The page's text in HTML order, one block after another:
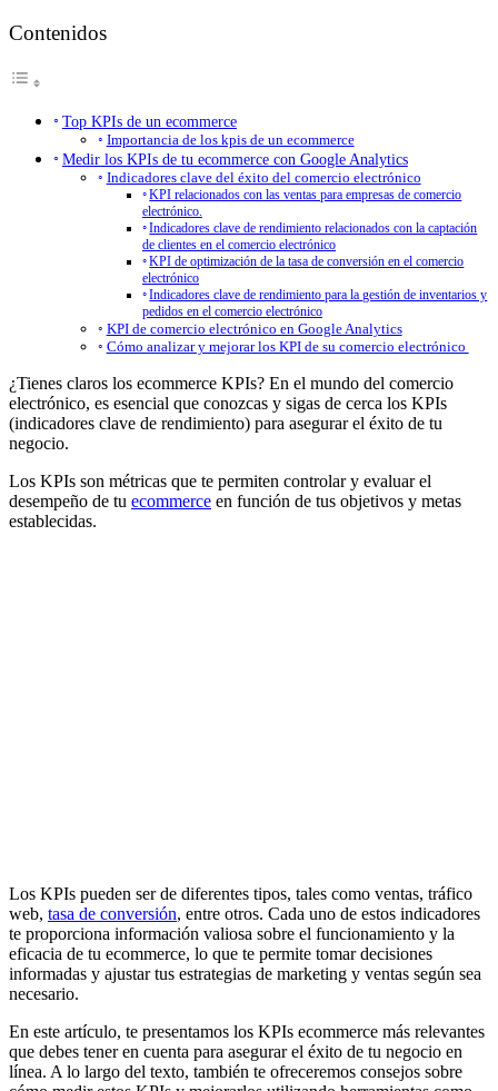
Contenidos
Top KPIs de un ecommerce
Importancia de los kpis de un ecommerce
Medir los KPIs de tu ecommerce con Google Analytics
Indicadores clave del éxito del comercio electrónico
KPI relacionados con las ventas para empresas de comercio
electrónico.
Indicadores clave de rendimiento relacionados con la captación
de clientes en el comercio electrónico
KPI de optimización de la tasa de conversión en el comercio
electrónico
Indicadores clave de rendimiento para la gestión de inventarios y
pedidos en el comercio electrónico
KPI de comercio electrónico en Google Analytics
Cómo analizar y mejorar los KPI de su comercio electrónico
¿Tienes claros los ecommerce KPIs? En el mundo del comercio
electrónico, es esencial que conozcas y sigas de cerca los KPIs
(indicadores clave de rendimiento) para asegurar el éxito de tu
negocio.
Los KPIs son métricas que te permiten controlar y evaluar el
desempeño de tu ecommerce en función de tus objetivos y metas
establecidas.
Los KPIs pueden ser de diferentes tipos, tales como ventas, tráfico
web, tasa de conversión, entre otros. Cada uno de estos indicadores
te proporciona información valiosa sobre el funcionamiento y la
eficacia de tu ecommerce, lo que te permite tomar decisiones
informadas y ajustar tus estrategias de marketing y ventas según sea
necesario.
En este artículo, te presentamos los KPIs ecommerce más relevantes
que debes tener en cuenta para asegurar el éxito de tu negocio en
línea. A lo largo del texto, también te ofreceremos consejos sobre